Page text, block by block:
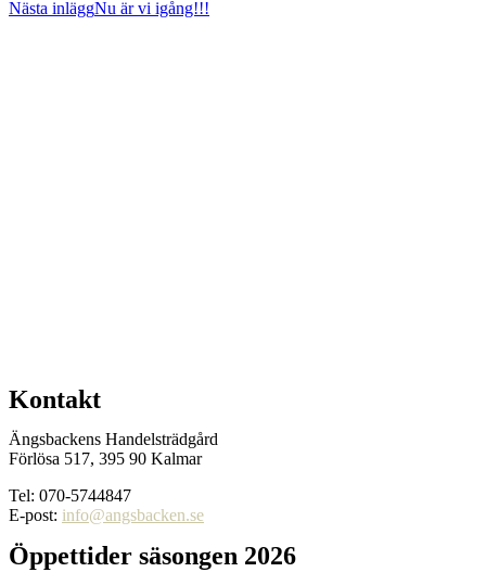
Nästa inläggNu är vi igång!!!
Kontakt
Ängsbackens Handelsträdgård
Förlösa 517, 395 90 Kalmar
Tel: 070-5744847
E-post: info@angsbacken.se
Öppettider säsongen 2026